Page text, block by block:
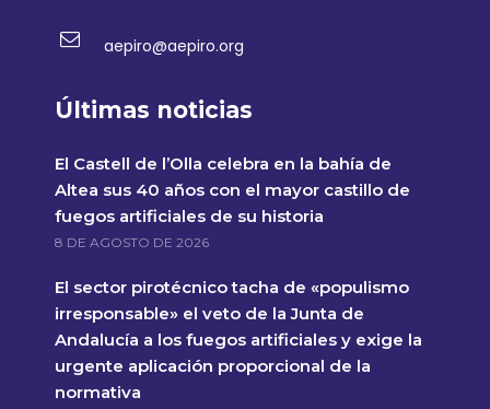
aepiro@aepiro.org
Últimas noticias
El Castell de l’Olla celebra en la bahía de
Altea sus 40 años con el mayor castillo de
fuegos artificiales de su historia
8 DE AGOSTO DE 2026
El sector pirotécnico tacha de «populismo
irresponsable» el veto de la Junta de
Andalucía a los fuegos artificiales y exige la
urgente aplicación proporcional de la
normativa